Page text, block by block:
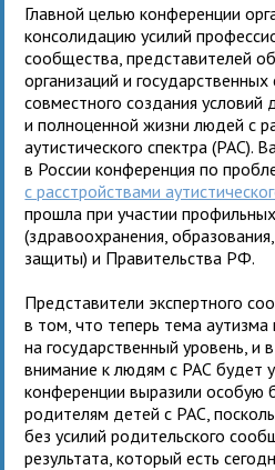
Главной целью конференции
консолидацию усилий
сообщества, представителей
организаций и государственных
совместного создания условий
и полноценной жизни людей с
аутистического спектра (РАС).
в России конференция по
с расстройствами
прошла при участии
(здравоохранения,
защиты) и Правительства РФ.
Представители экспертного
в том, что теперь тема
на государственный уровень, и
внимание к людям с РАС будет
конференции выразили особую
родителям детей с РАС,
без усилий родительского
результата, который есть